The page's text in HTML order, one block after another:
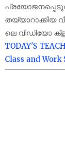
തയ്യാറാക്കിയ
ലെ വീഡിയോ
TODAY'S
Class and Work